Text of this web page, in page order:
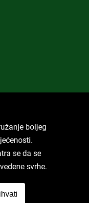
boljeg
se da se
svrhe.